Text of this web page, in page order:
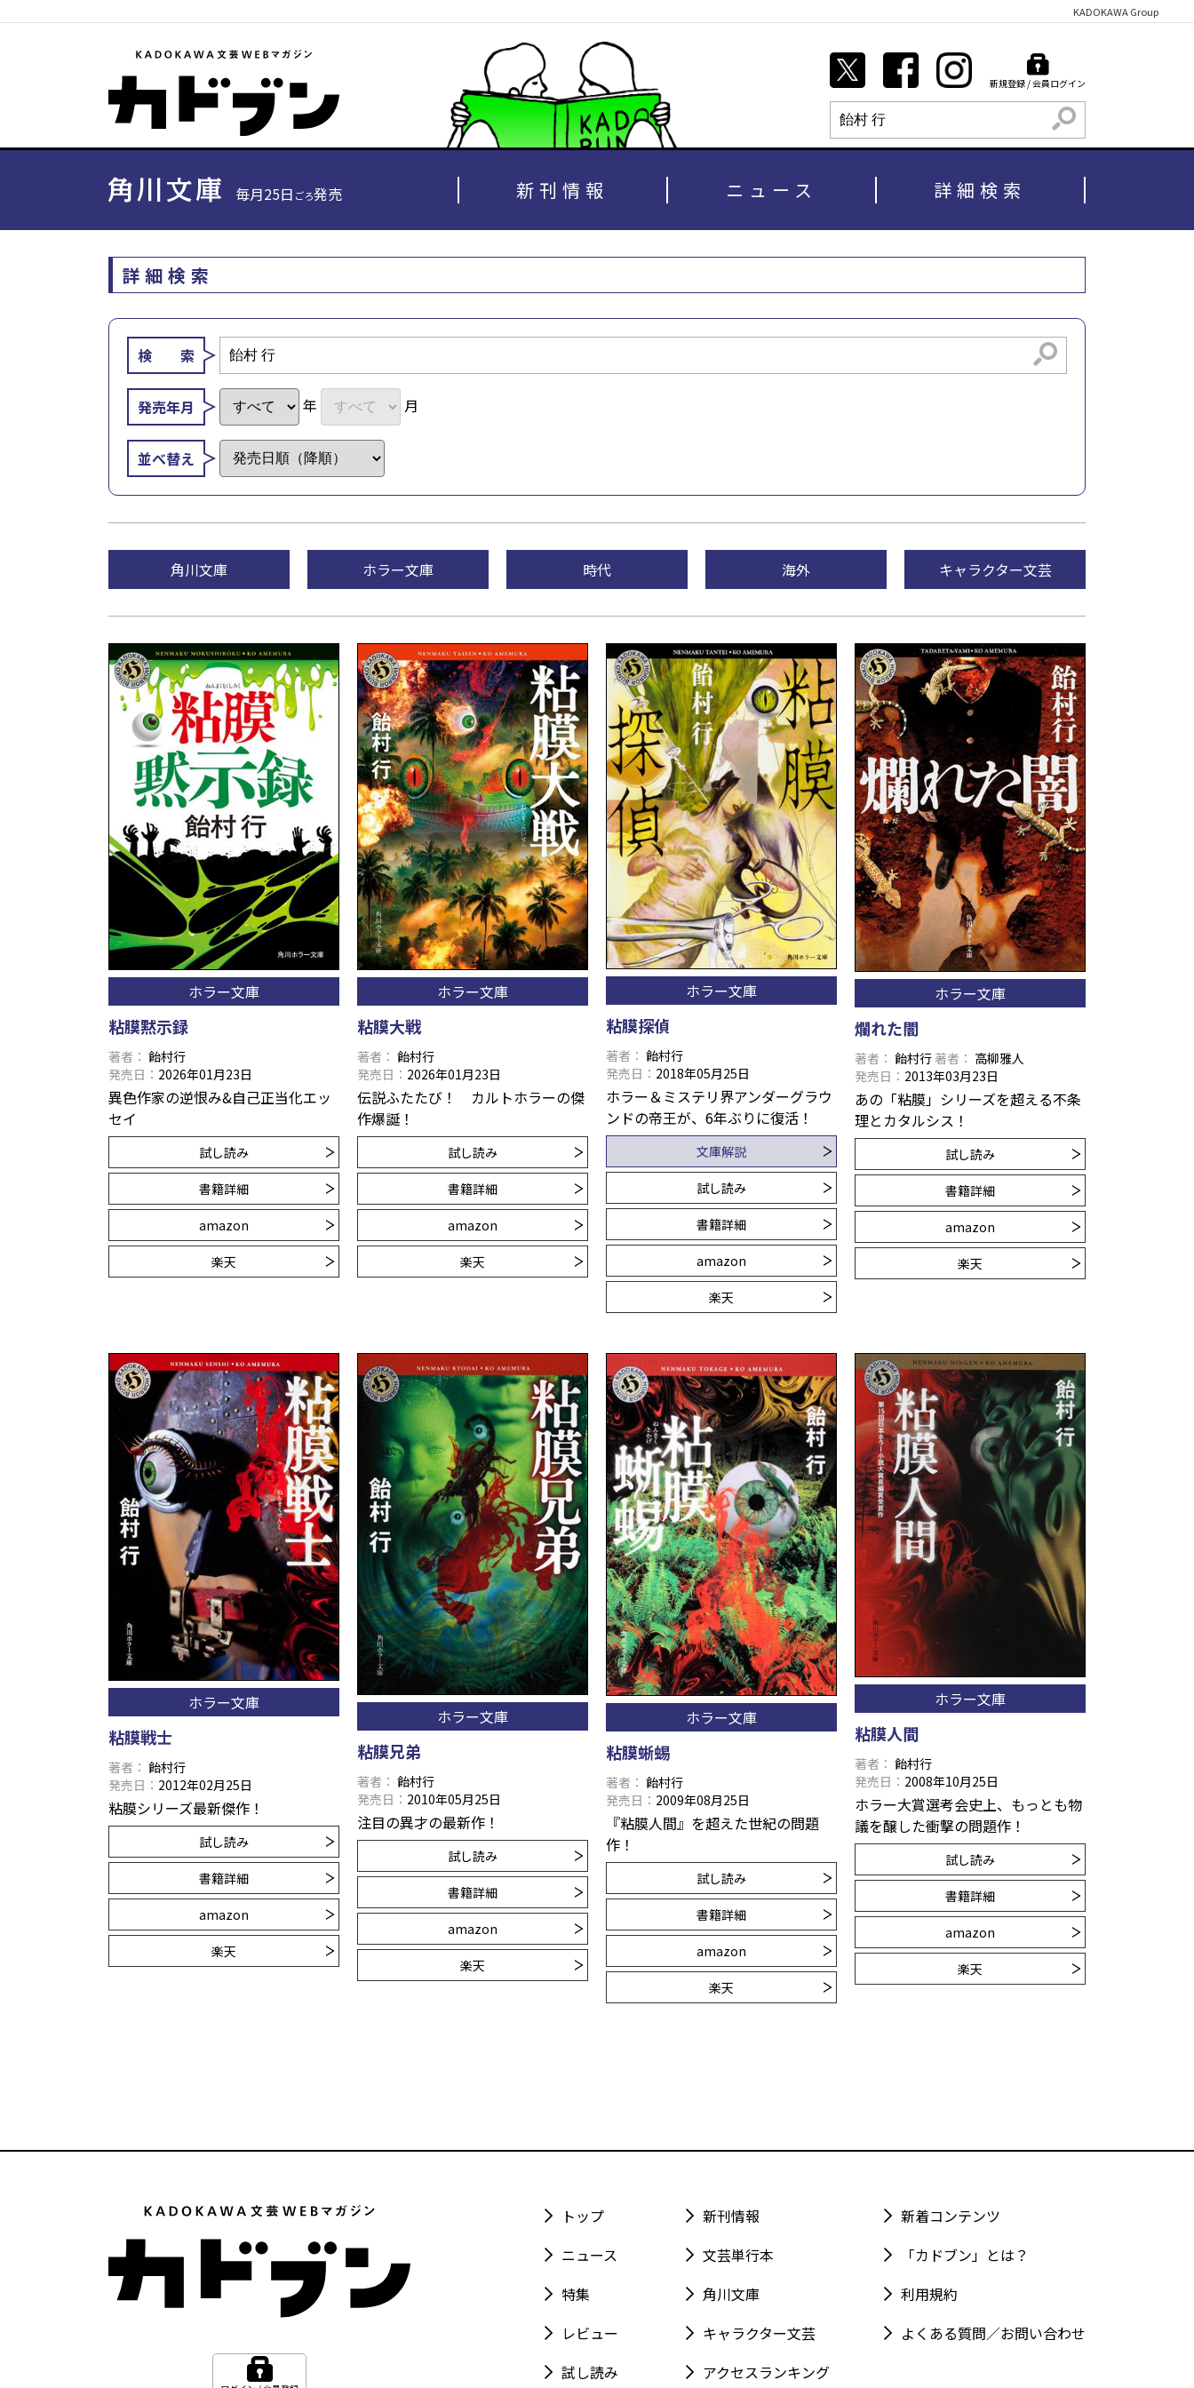
KADOKAWA Group
新規登録 / 会員ログイン
検索
毎月25日 ごろ発売 新刊情報 ニュース 詳細検索
詳細検索
検 索 検索
発売年月 年 月
並べ替え
角川文庫 ホラー文庫 時代 海外 キャラクター文芸
ホラー文庫
粘膜黙示録
著者
飴村行
発売日
2026年01月23日
異色作家の逆恨み&自己正当化エッ
セイ
試し読み
書籍詳細
amazon
楽天
ホラー文庫
粘膜大戦
著者
飴村行
発売日
2026年01月23日
伝説ふたたび！ カルトホラーの傑
作爆誕！
試し読み
書籍詳細
amazon
楽天
ホラー文庫
粘膜探偵
著者
飴村行
発売日
2018年05月25日
ホラー＆ミステリ界アンダーグラウ
ンドの帝王が、6年ぶりに復活！
文庫解説
試し読み
書籍詳細
amazon
楽天
ホラー文庫
爛れた闇
著者 飴村行著者
高柳雅人
発売日
2013年03月23日
あの「粘膜」シリーズを超える不条
理とカタルシス！
試し読み
書籍詳細
amazon
楽天
ホラー文庫
粘膜戦士
著者
飴村行
発売日
2012年02月25日
粘膜シリーズ最新傑作！
試し読み
書籍詳細
amazon
楽天
ホラー文庫
粘膜兄弟
著者
飴村行
発売日
2010年05月25日
注目の異才の最新作！
試し読み
書籍詳細
amazon
楽天
ホラー文庫
粘膜蜥蜴
著者
飴村行
発売日
2009年08月25日
『粘膜人間』を超えた世紀の問題
作！
試し読み
書籍詳細
amazon
楽天
ホラー文庫
粘膜人間
著者
飴村行
発売日
2008年10月25日
ホラー大賞選考会史上、もっとも物
議を醸した衝撃の問題作！
試し読み
書籍詳細
amazon
楽天
トップ
ニュース
特集
レビュー
試し読み
新刊情報
文芸単行本
角川文庫
キャラクター文芸
アクセスランキング
新着コンテンツ
「カドブン」とは？
利用規約
よくある質問／お問い合わせ